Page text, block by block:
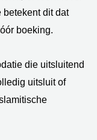
betekent dit dat
boeking.
die uitsluitend
uitsluit of